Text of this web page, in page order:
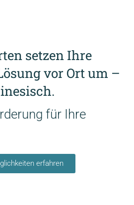
setzen Ihre
vor Ort um –
für Ihre
erfahren